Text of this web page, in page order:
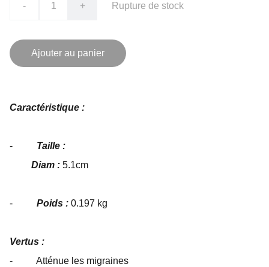
- + Rupture de stock
Ajouter au panier
Caractéristique :
- Taille :
Diam : 5.1cm
- Poids : 0.197 kg
Vertus :
- Atténue les migraines